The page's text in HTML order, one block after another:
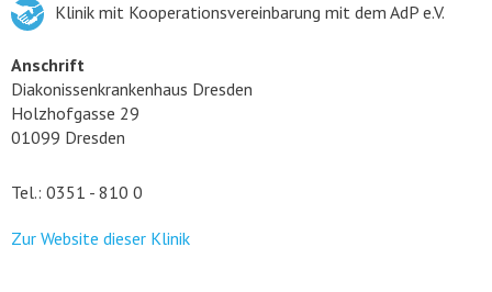
Klinik mit Kooperationsvereinbarung mit dem AdP e.V.
Anschrift
Diakonissenkrankenhaus Dresden
Holzhofgasse 29
01099 Dresden
Tel.: 0351 - 810 0
Zur Website dieser Klinik